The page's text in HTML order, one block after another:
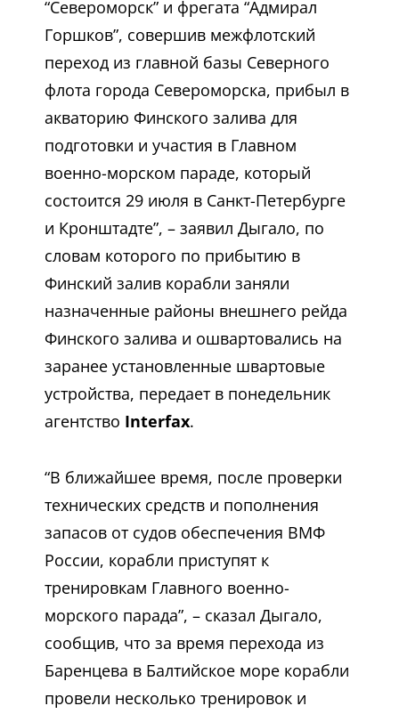
“Североморск” и фрегата “Адмирал
Горшков”, совершив межфлотский
переход из главной базы Северного
флота города Североморска, прибыл в
акваторию Финского залива для
подготовки и участия в Главном
военно-морском параде, который
состоится 29 июля в Санкт-Петербурге
и Кронштадте”, – заявил Дыгало, по
словам которого по прибытию в
Финский залив корабли заняли
назначенные районы внешнего рейда
Финского залива и ошвартовались на
заранее установленные швартовые
устройства, передает в понедельник
агентство Interfax.
“В ближайшее время, после проверки
технических средств и пополнения
запасов от судов обеспечения ВМФ
России, корабли приступят к
тренировкам Главного военно-
морского парада”, – сказал Дыгало,
сообщив, что за время перехода из
Баренцева в Балтийское море корабли
провели несколько тренировок и